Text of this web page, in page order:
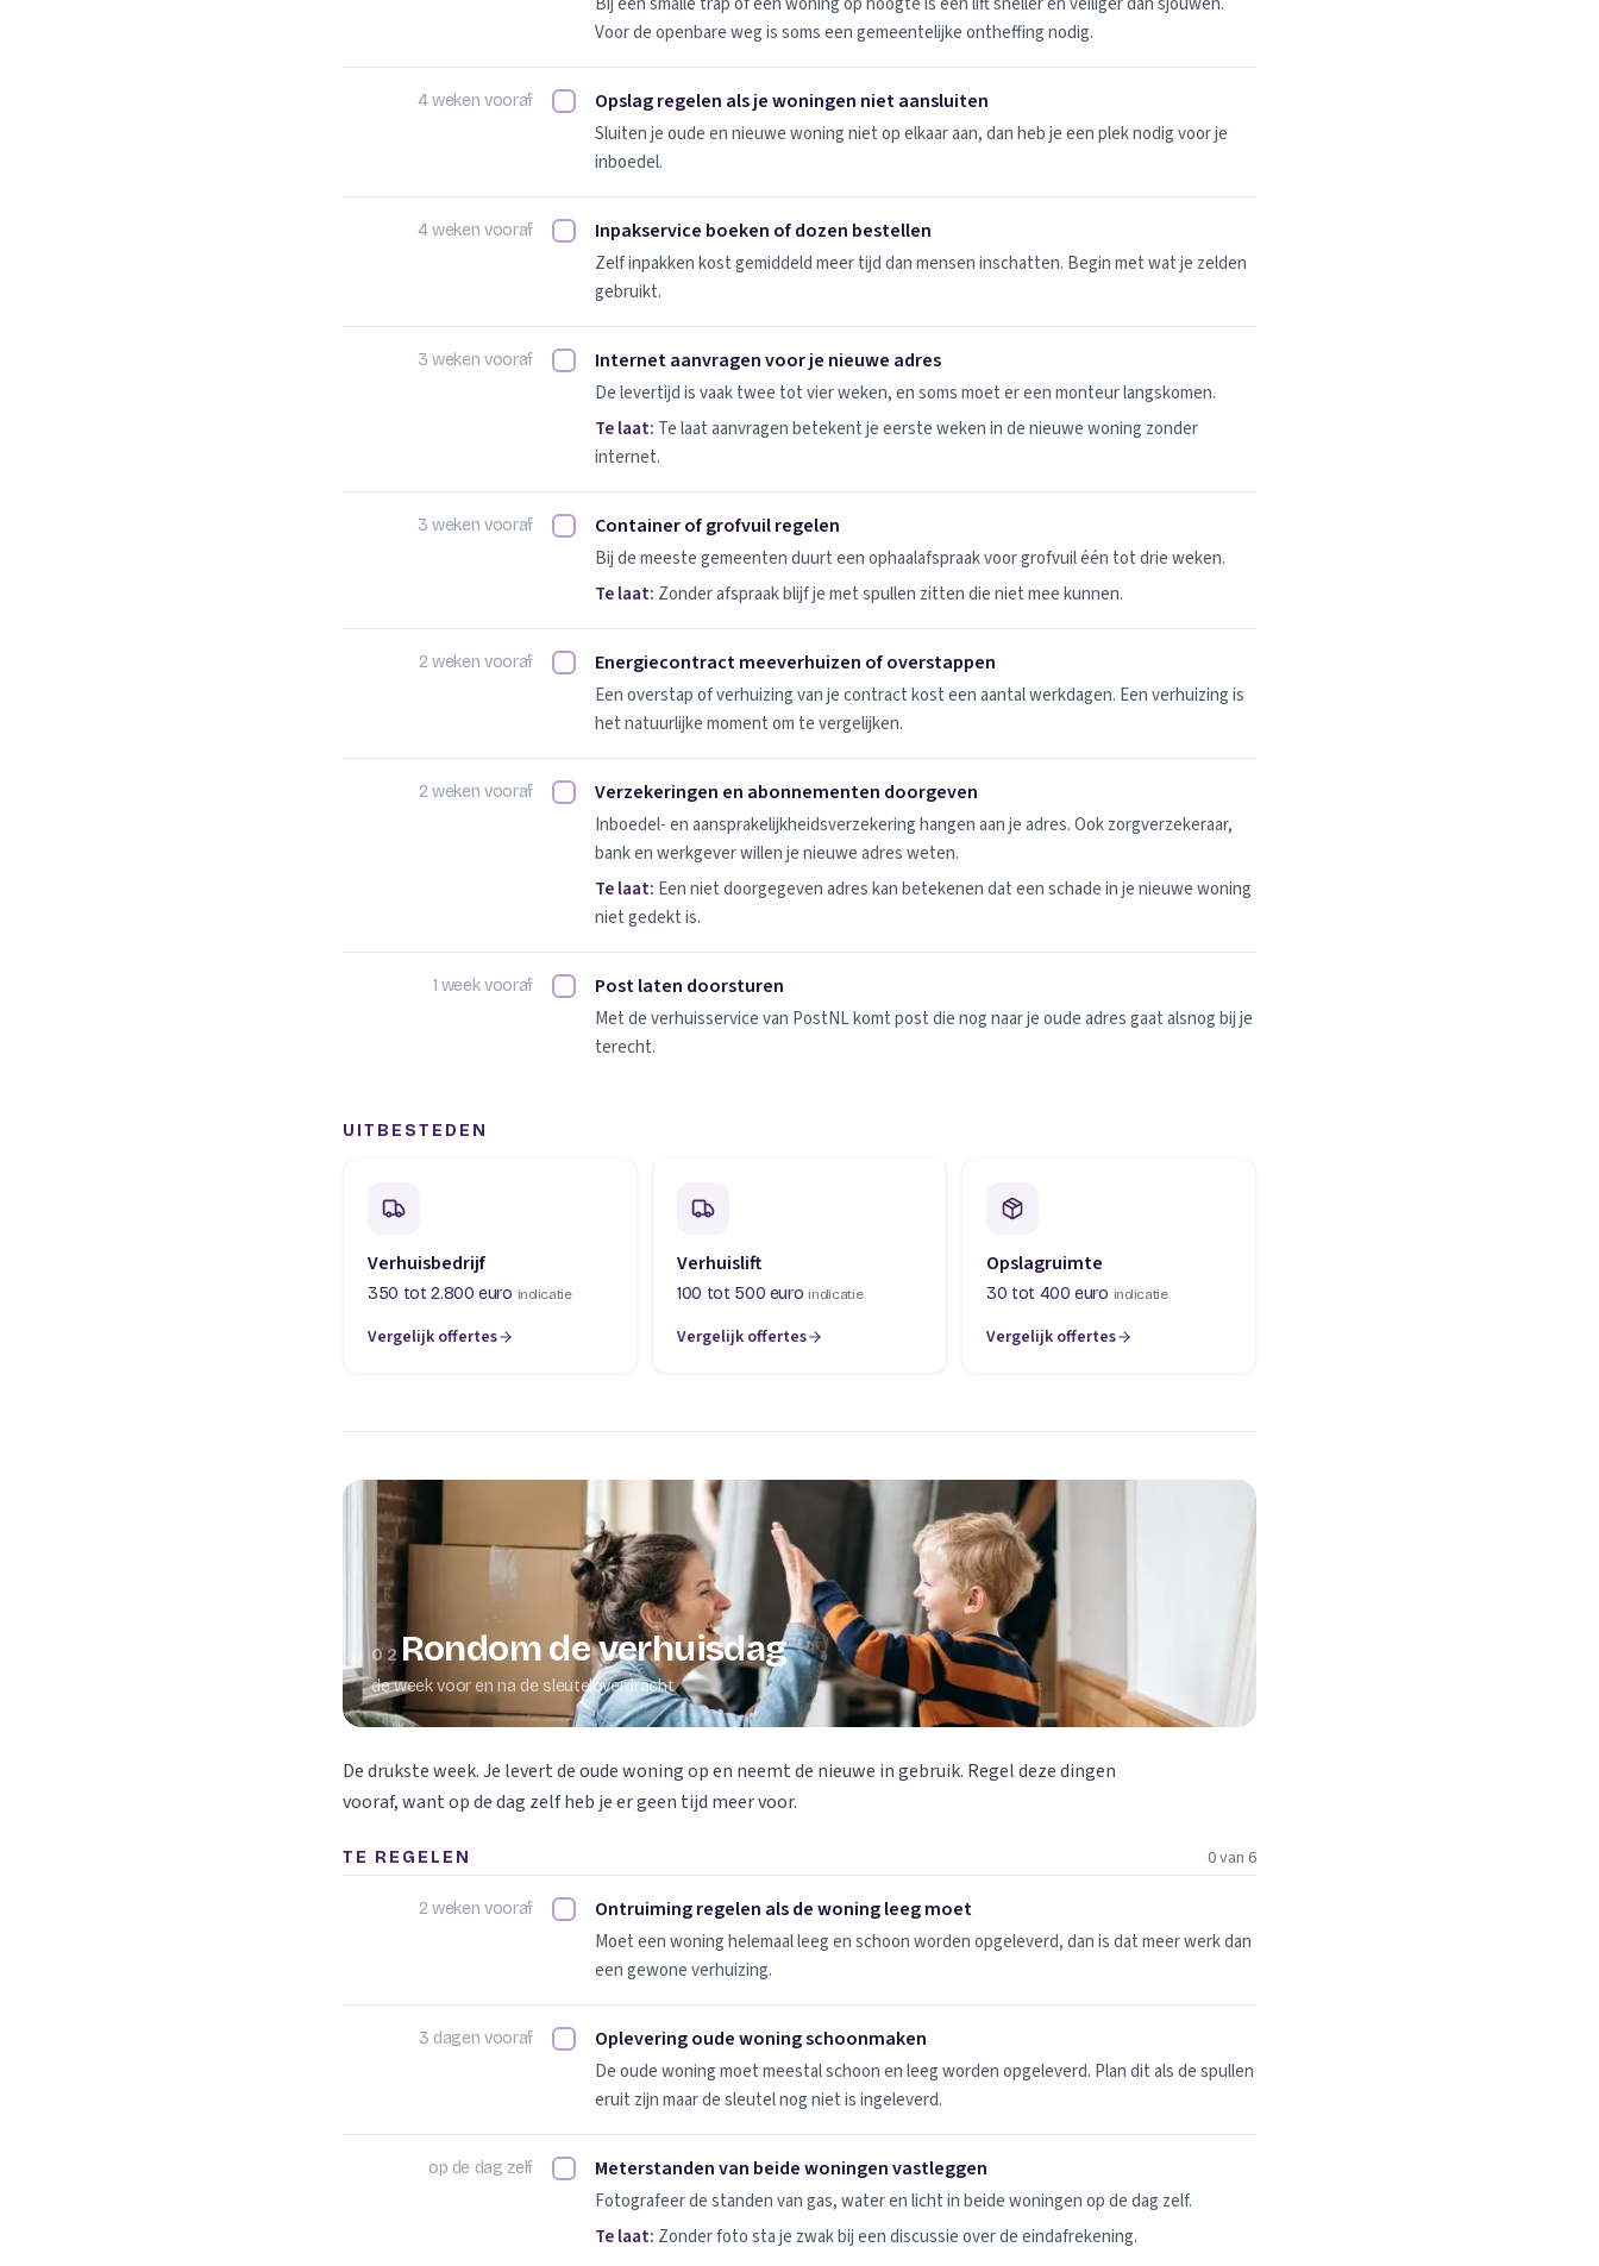
Voor de openbare weg is soms een gemeentelijke ontheffing nodig.
4 weken vooraf Opslag regelen als je woningen niet aansluiten afvinken
Opslag regelen als je woningen niet aansluiten
Sluiten je oude en nieuwe woning niet op elkaar aan, dan heb je een plek nodig voor je
inboedel.
4 weken vooraf Inpakservice boeken of dozen bestellen afvinken
Inpakservice boeken of dozen bestellen
Zelf inpakken kost gemiddeld meer tijd dan mensen inschatten. Begin met wat je zelden
gebruikt.
3 weken vooraf Internet aanvragen voor je nieuwe adres afvinken
Internet aanvragen voor je nieuwe adres
De levertijd is vaak twee tot vier weken, en soms moet er een monteur langskomen.
Te laat: Te laat aanvragen betekent je eerste weken in de nieuwe woning zonder
internet.
3 weken vooraf Container of grofvuil regelen afvinken
Container of grofvuil regelen
Bij de meeste gemeenten duurt een ophaalafspraak voor grofvuil één tot drie weken.
Te laat: Zonder afspraak blijf je met spullen zitten die niet mee kunnen.
2 weken vooraf Energiecontract meeverhuizen of overstappen afvinken
Energiecontract meeverhuizen of overstappen
Een overstap of verhuizing van je contract kost een aantal werkdagen. Een verhuizing is
het natuurlijke moment om te vergelijken.
2 weken vooraf Verzekeringen en abonnementen doorgeven afvinken
Verzekeringen en abonnementen doorgeven
Inboedel- en aansprakelijkheidsverzekering hangen aan je adres. Ook zorgverzekeraar,
bank en werkgever willen je nieuwe adres weten.
Te laat: Een niet doorgegeven adres kan betekenen dat een schade in je nieuwe woning
niet gedekt is.
1 week vooraf Post laten doorsturen afvinken
Post laten doorsturen
Met de verhuisservice van PostNL komt post die nog naar je oude adres gaat alsnog bij je
terecht.
UITBESTEDEN
Verhuisbedrijf
350 tot 2.800 euro indicatie
Vergelijk offertes
(opent in een nieuw tabblad)
Verhuislift
100 tot 500 euro indicatie
Vergelijk offertes
(opent in een nieuw tabblad)
Opslagruimte
30 tot 400 euro indicatie
Vergelijk offertes
(opent in een nieuw tabblad)
02 Rondom de verhuisdag
de week voor en na de sleuteloverdracht
De drukste week. Je levert de oude woning op en neemt de nieuwe in gebruik. Regel deze dingen
vooraf, want op de dag zelf heb je er geen tijd meer voor.
TE REGELEN 0 van 6
2 weken vooraf Ontruiming regelen als de woning leeg moet afvinken
Ontruiming regelen als de woning leeg moet
Moet een woning helemaal leeg en schoon worden opgeleverd, dan is dat meer werk dan
een gewone verhuizing.
3 dagen vooraf Oplevering oude woning schoonmaken afvinken
Oplevering oude woning schoonmaken
De oude woning moet meestal schoon en leeg worden opgeleverd. Plan dit als de spullen
eruit zijn maar de sleutel nog niet is ingeleverd.
op de dag zelf Meterstanden van beide woningen vastleggen afvinken
Meterstanden van beide woningen vastleggen
Fotografeer de standen van gas, water en licht in beide woningen op de dag zelf.
Te laat: Zonder foto sta je zwak bij een discussie over de eindafrekening.